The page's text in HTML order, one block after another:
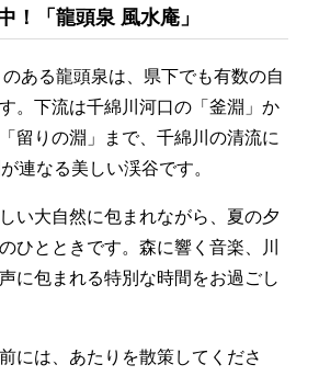
！「龍頭泉 風水庵」
のある龍頭泉は、県下でも有数の自
。下流は千綿川河口の「釜淵」か
留りの淵」まで、千綿川の清流に
連なる美しい渓谷です。
い大自然に包まれながら、夏の夕
ひとときです。森に響く音楽、川
に包まれる特別な時間をお過ごし
には、あたりを散策してくださ